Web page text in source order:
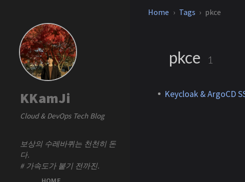
KKamJi
Cloud & DevOps Tech Blog
보상의 수레바퀴는 천천히 돈
다.
# 가속도가 붙기 전까진.
Home Tags pkce
pkce 1
Keycloak & ArgoCD